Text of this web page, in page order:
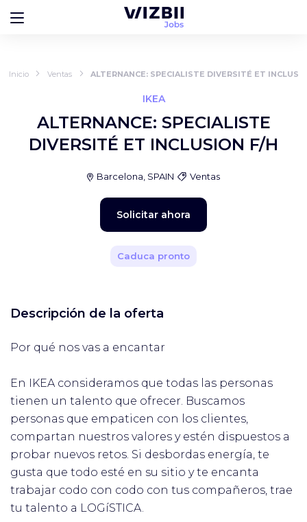
Inicio Ventas ALTERNANCE: SPECIALISTE DIVERSITÉ ET
IKEA
ALTERNANCE: SPECIALISTE
DIVERSITÉ ET INCLUSION F/H
Barcelona, SPAIN Ventas
Solicitar ahora
Caduca pronto
Descripción de la oferta
Por qué nos vas a encantar
En IKEA consideramos que todas las personas
tienen un talento que ofrecer. Buscamos
personas que empaticen con los clientes,
compartan nuestros valores y estén dispuestos a
probar nuevos retos. Si desbordas energía, te
gusta que todo esté en su sitio y te encanta
trabajar codo con codo con tus compañeros, trae
tu talento a LOGíSTICA.